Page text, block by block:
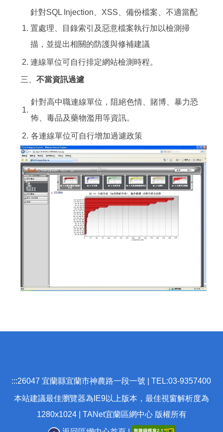
1.
針對SQL Injection、XSS、備份檔案、不適當配
置處理、目錄索引及惡意檔案執行加以檢測掃
描，並提出相關的防護與修補建議
2. 連線單位可自行排定網站檢測時程。
三、 不當資訊過濾
1.
針對高中職連線單位，阻絕色情、賭博、暴力恐
怖、毒品及藥物濫用等資訊。
2. 各連線單位可自行增加過濾政策
:::26047 宜蘭縣宜蘭市神農路一段一號 | TEL:03-9357400
本站建議最佳瀏覽器為IE9以上版本，最佳視窗解析度為
1280x1024 | TANet宜蘭區網中心 版權所有